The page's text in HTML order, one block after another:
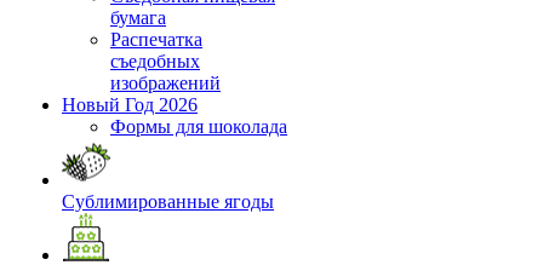
бумага
Распечатка
съедобных
изображений
Новый Год 2026
Формы для шоколада
Сублимированные ягоды